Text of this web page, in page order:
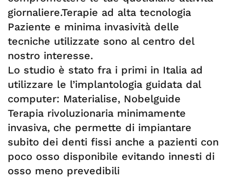
giornaliere.Terapie ad alta tecnologia
Paziente e minima invasività delle
tecniche utilizzate sono al centro del
nostro interesse.
Lo studio è stato fra i primi in Italia ad
utilizzare le l’implantologia guidata dal
computer: Materialise, Nobelguide
Terapia rivoluzionaria minimamente
invasiva, che permette di impiantare
subito dei denti fissi anche a pazienti con
poco osso disponibile evitando innesti di
osso meno prevedibili